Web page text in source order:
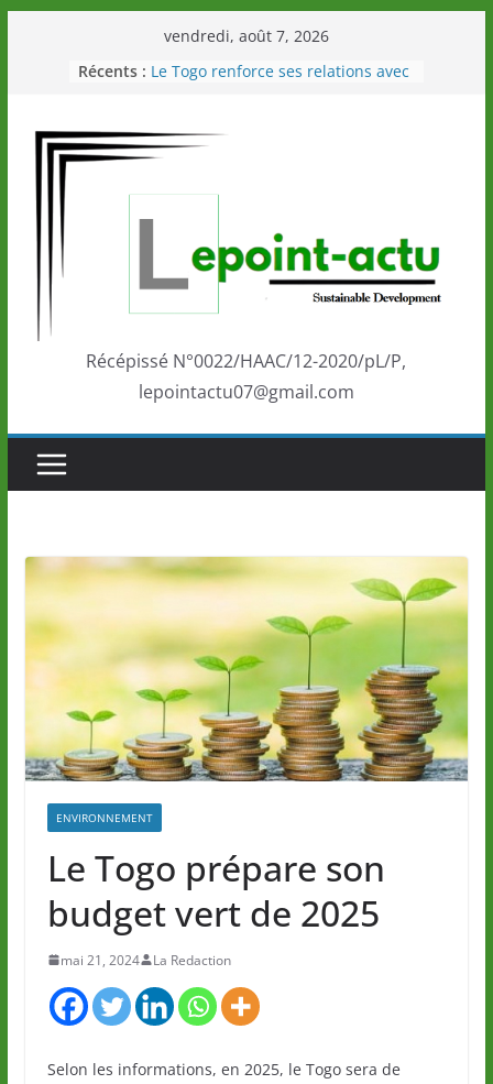
vendredi, août 7, 2026
Récents : Le Togo renforce ses relations avec
Éléphants en Côte d’Ivoire
LOTO DETENTE”, un nouveau tirage
marque de confiance au Togo sur
la scène internationale au-delà des
performances de ses athlètes
Togo: Que retenir de la politique
éducation et de l’ambition de
Récépissé N°0022/HAAC/12-2020/pL/P,
lepointactu07@gmail.com
ENVIRONNEMENT
Le Togo prépare son
budget vert de 2025
mai 21, 2024 La Redaction
Selon les informations, en 2025, le Togo sera de